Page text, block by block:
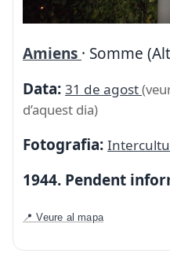
Amiens · Somme
Data: 31 de agost
d’aquest dia)
Fotografia:
1944. Pendent
📍 Veure al mapa